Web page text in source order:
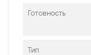
Готовность
Тип